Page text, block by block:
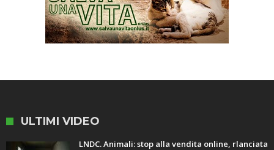
ULTIMI VIDEO
LNDC. Animali: stop alla vendita online, rlanciata